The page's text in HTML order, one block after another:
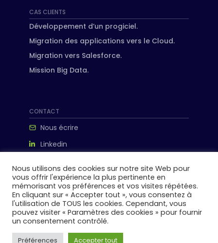
CAS CLIENTS
Développement d’un progiciel.
Migration des applications vers le Cloud.
Migration vers Salesforce.
Mission Big Data.
CONTACT
Nous écrire
Linkedin
198 avenue de France, 75013 paris
© 2026 IPANEMA Consulting. Tous droits réservés.
Nous utilisons des cookies sur notre site Web pour
vous offrir l'expérience la plus pertinente en
mémorisant vos préférences et vos visites répétées.
En cliquant sur « Accepter tout », vous consentez à
l'utilisation de TOUS les cookies. Cependant, vous
pouvez visiter « Paramètres des cookies » pour fournir
un consentement contrôlé.
Préférences Accepter tout